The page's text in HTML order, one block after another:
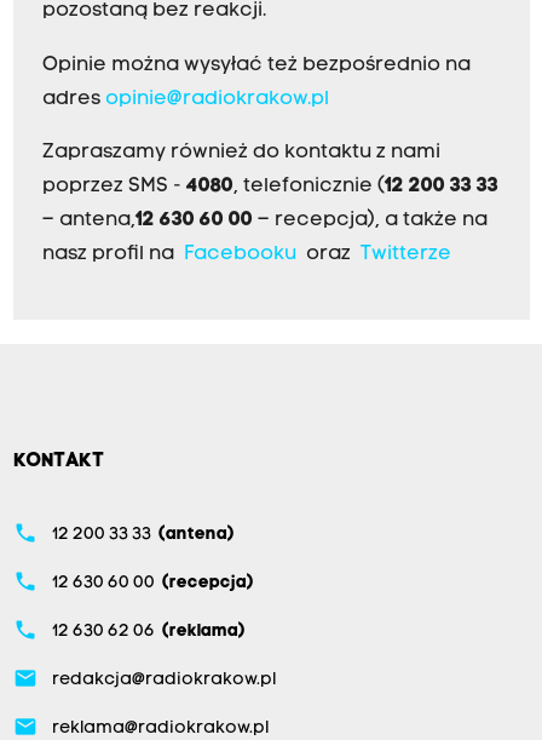
pozostaną bez reakcji.
Opinie można wysyłać też bezpośrednio na
adres opinie@radiokrakow.pl
Zapraszamy również do kontaktu z nami
poprzez SMS - 4080, telefonicznie (12 200 33 33
– antena,12 630 60 00 – recepcja), a także na
nasz profil na
Facebookuoraz Twitterze
KONTAKT
phone 12 200 33 33 (antena)
phone 12 630 60 00 (recepcja)
phone 12 630 62 06 (reklama)
email redakcja@radiokrakow.pl
email reklama@radiokrakow.pl